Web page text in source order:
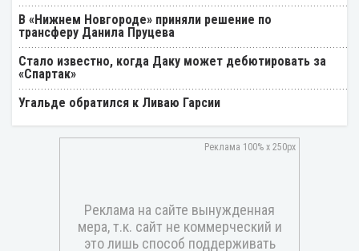
В «Нижнем Новгороде» приняли решение по
трансферу Данила Пруцева
Стало известно, когда Даку может дебютировать за
«Спартак»
Угальде обратился к Ливаю Гарсии